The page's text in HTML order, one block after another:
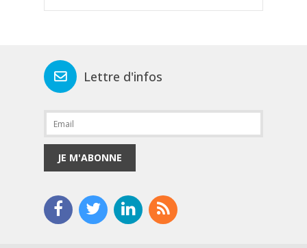
Lettre d'infos
JE M'ABONNE